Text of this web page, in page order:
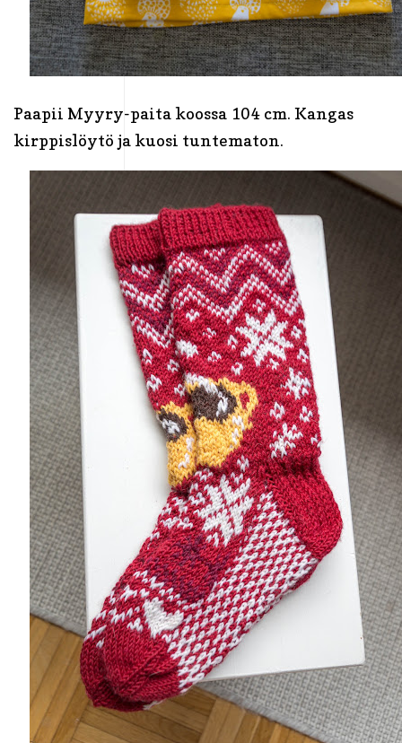
Paapii Myyry-paita koossa 104 cm. Kangas
kirppislöytö ja kuosi tuntematon.